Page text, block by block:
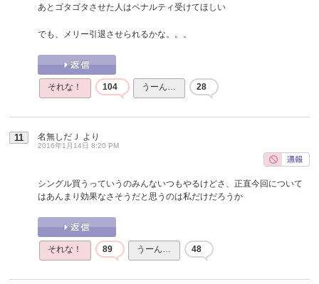
あとゴタゴタさせた人はペナルティ受けてほしい
でも、メリー引退させられるかな。。。
それな！ 104 うーん… 28
11 名無しだＪ より
2016年1月14日 8:20 PM
シングル買うっていうのみんないつもやるけどさ、正直今回について
はあんまり効果なさそうだと思うのは私だけだろうか
それな！ 89 うーん… 48